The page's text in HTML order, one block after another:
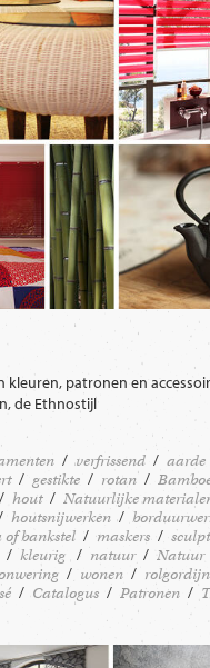
kleuren, patronen en
de Ethnostijl
verfrissend
aarde
gestikte rotan
hout
Natuurlijke
houtsnijwerken
of bankstel maskers
kleurig natuur
Natuur
wonen
Catalogus Patronen